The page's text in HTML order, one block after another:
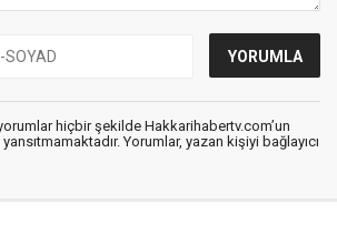
hiçbir şekilde Hakkarihabertv.com’un
Yorumlar, yazan kişiyi bağlayıcı